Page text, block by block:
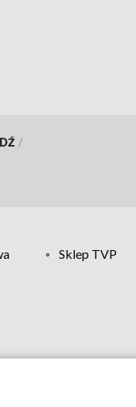
/
Sklep TVP